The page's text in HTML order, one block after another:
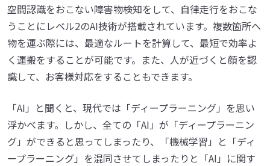
空間認識をおこない障害物検知をして、自律走行をおこな
うことにレベル2のAI技術が搭載されています。複数箇所へ
物を運ぶ際には、最適なルートを計算して、最短で効率よ
く運搬をすることが可能です。また、人が近づくと顔を認
識して、お客様対応をすることもできます。
「AI」と聞くと、現代では「ディープラーニング」を思い
浮かべます。しかし、全ての「AI」が「ディープラーニン
グ」ができると思ってしまったり、「機械学習」と「ディ
ープラーニング」を混同させてしまったりと「AI」に関す